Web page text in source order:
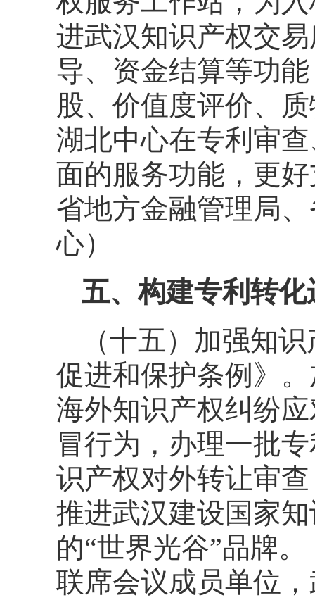
进武汉知识产权交
导、资金结算等功
股、价值度评价、
湖北中心在专利审
面的服务功能，更
省地方金融管理局
心）
五、构建专利转
（十五）加强知
促进和保护条例》
海外知识产权纠纷
冒行为，办理一批
识产权对外转让审
推进武汉建设国家
的“世界光谷”品牌
联席会议成员单位